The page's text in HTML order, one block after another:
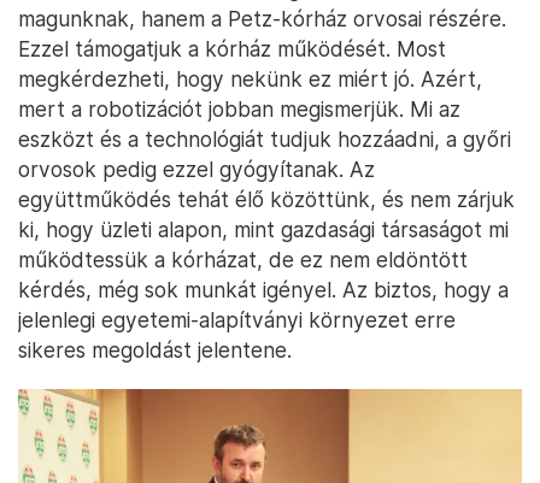
magunknak, hanem a Petz-kórház orvosai részére.
Ezzel támogatjuk a kórház működését. Most
megkérdezheti, hogy nekünk ez miért jó. Azért,
mert a robotizációt jobban megismerjük. Mi az
eszközt és a technológiát tudjuk hozzáadni, a győri
orvosok pedig ezzel gyógyítanak. Az
együttműködés tehát élő közöttünk, és nem zárjuk
ki, hogy üzleti alapon, mint gazdasági társaságot mi
működtessük a kórházat, de ez nem eldöntött
kérdés, még sok munkát igényel. Az biztos, hogy a
jelenlegi egyetemi-alapítványi környezet erre
sikeres megoldást jelentene.